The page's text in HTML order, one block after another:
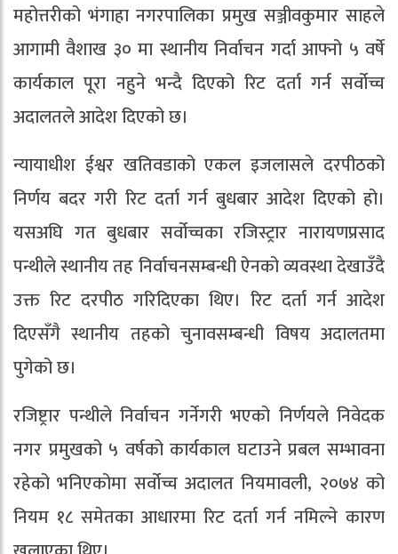
महोत्तरीको भंगाहा नगरपालिका प्रमुख सञ्जीवकुमार साहले
आगामी वैशाख ३० मा स्थानीय निर्वाचन गर्दा आफ्नो ५ वर्षे
कार्यकाल पूरा नहुने भन्दै दिएको रिट दर्ता गर्न सर्वोच्च
अदालतले आदेश दिएको छ।
न्यायाधीश ईश्वर खतिवडाको एकल इजलासले दरपीठको
निर्णय बदर गरी रिट दर्ता गर्न बुधबार आदेश दिएको हो।
यसअघि गत बुधबार सर्वोच्चका रजिस्ट्रार नारायणप्रसाद
पन्थीले स्थानीय तह निर्वाचनसम्बन्धी ऐनको व्यवस्था देखाउँदै
उक्त रिट दरपीठ गरिदिएका थिए। रिट दर्ता गर्न आदेश
दिएसँगै स्थानीय तहको चुनावसम्बन्धी विषय अदालतमा
पुगेको छ।
रजिष्ट्रार पन्थीले निर्वाचन गर्नेगरी भएको निर्णयले निवेदक
नगर प्रमुखको ५ वर्षको कार्यकाल घटाउने प्रबल सम्भावना
रहेको भनिएकोमा सर्वोच्च अदालत नियमावली, २०७४ को
नियम १८ समेतका आधारमा रिट दर्ता गर्न नमिल्ने कारण